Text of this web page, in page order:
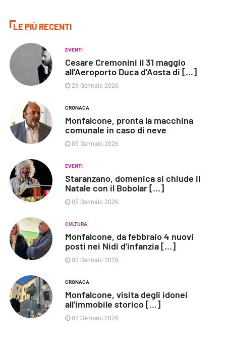
LE PIÙ RECENTI
EVENTI
Cesare Cremonini il 31 maggio
all'Aeroporto Duca d'Aosta di [...]
29 Gennaio 2026
CRONACA
Monfalcone, pronta la macchina
comunale in caso di neve
05 Gennaio 2026
EVENTI
Staranzano, domenica si chiude il
Natale con il Bobolar [...]
05 Gennaio 2026
CULTURA
Monfalcone, da febbraio 4 nuovi
posti nei Nidi d’infanzia [...]
02 Gennaio 2026
CRONACA
Monfalcone, visita degli idonei
all’immobile storico [...]
02 Gennaio 2026